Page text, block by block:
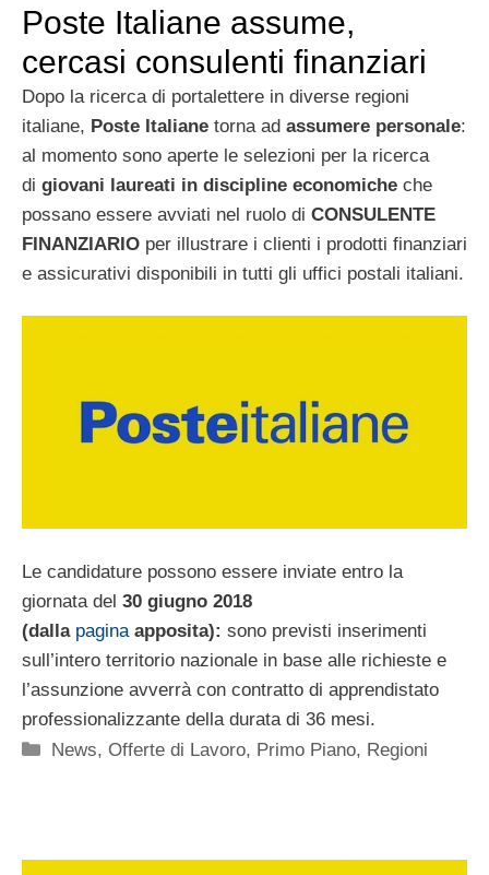
Poste Italiane assume,
cercasi consulenti finanziari
Dopo la ricerca di portalettere in diverse regioni
italiane, Poste Italiane torna ad assumere personale:
al momento sono aperte le selezioni per la ricerca
di giovani laureati in discipline economiche che
possano essere avviati nel ruolo di CONSULENTE
FINANZIARIO per illustrare i clienti i prodotti finanziari
e assicurativi disponibili in tutti gli uffici postali italiani.
Le candidature possono essere inviate entro la
giornata del 30 giugno 2018
(dalla pagina apposita): sono previsti inserimenti
sull’intero territorio nazionale in base alle richieste e
l’assunzione avverrà con contratto di apprendistato
professionalizzante della durata di 36 mesi.
Categorie
News,Offerte di Lavoro, Primo Piano, Regioni